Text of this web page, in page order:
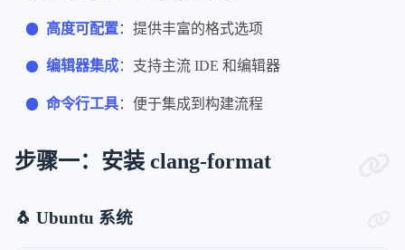
高度可配置：提供丰富的格式选项
编辑器集成：支持主流 IDE 和编辑器
命令行工具：便于集成到构建流程
步骤一：安装 clang-format
🐧 Ubuntu 系统